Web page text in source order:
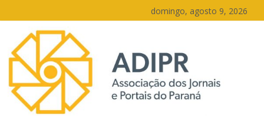
para
conteúdo
domingo, agosto 9, 2026